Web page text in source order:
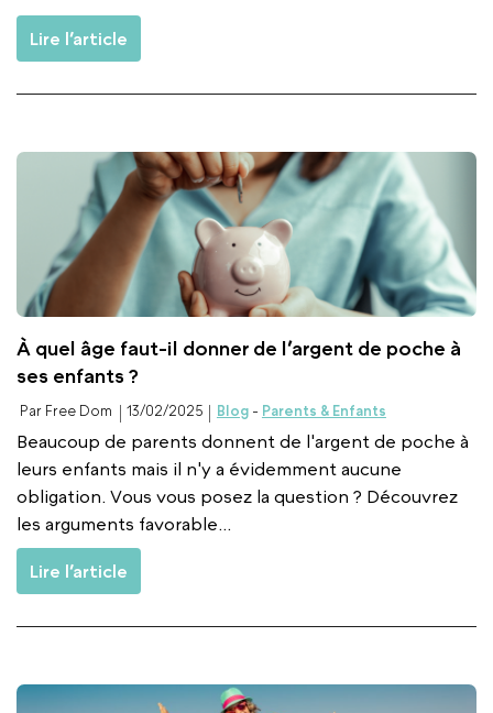
Lire l’article
À quel âge faut-il donner de l’argent de poche à
ses enfants ?
Par Free Dom 13/02/2025 Blog- Parents & Enfants
Beaucoup de parents donnent de l'argent de poche à
leurs enfants mais il n'y a évidemment aucune
obligation. Vous vous posez la question ? Découvrez
les arguments favorable...
Lire l’article